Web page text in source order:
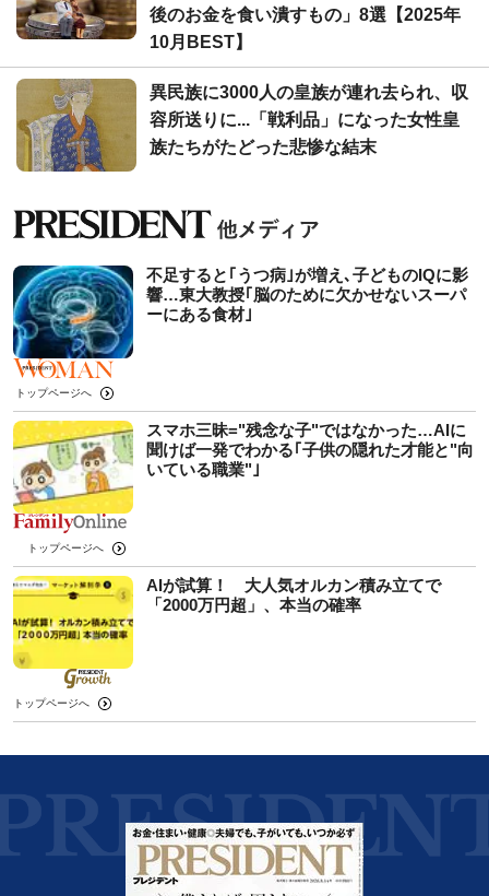
後のお金を食い潰すもの」8選【2025年
10月BEST】
異民族に3000人の皇族が連れ去られ、収
容所送りに...「戦利品」になった女性皇
族たちがたどった悲惨な結末
不足すると｢うつ病｣が増え､子どものIQに影
響…東大教授｢脳のために欠かせないスーパ
ーにある食材｣
トップページへ
スマホ三昧="残念な子"ではなかった…AIに
聞けば一発でわかる｢子供の隠れた才能と"向
いている職業"｣
トップページへ
AIが試算！ 大人気オルカン積み立てで
「2000万円超」、本当の確率
トップページへ